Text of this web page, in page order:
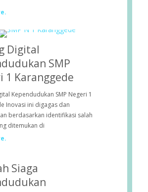
Digital
SMP
1 Karanggede
Kependudukan SMP Negeri 1
Inovasi ini digagas dan
berdasarkan identifikasi salah
ditemukan di
Siaga